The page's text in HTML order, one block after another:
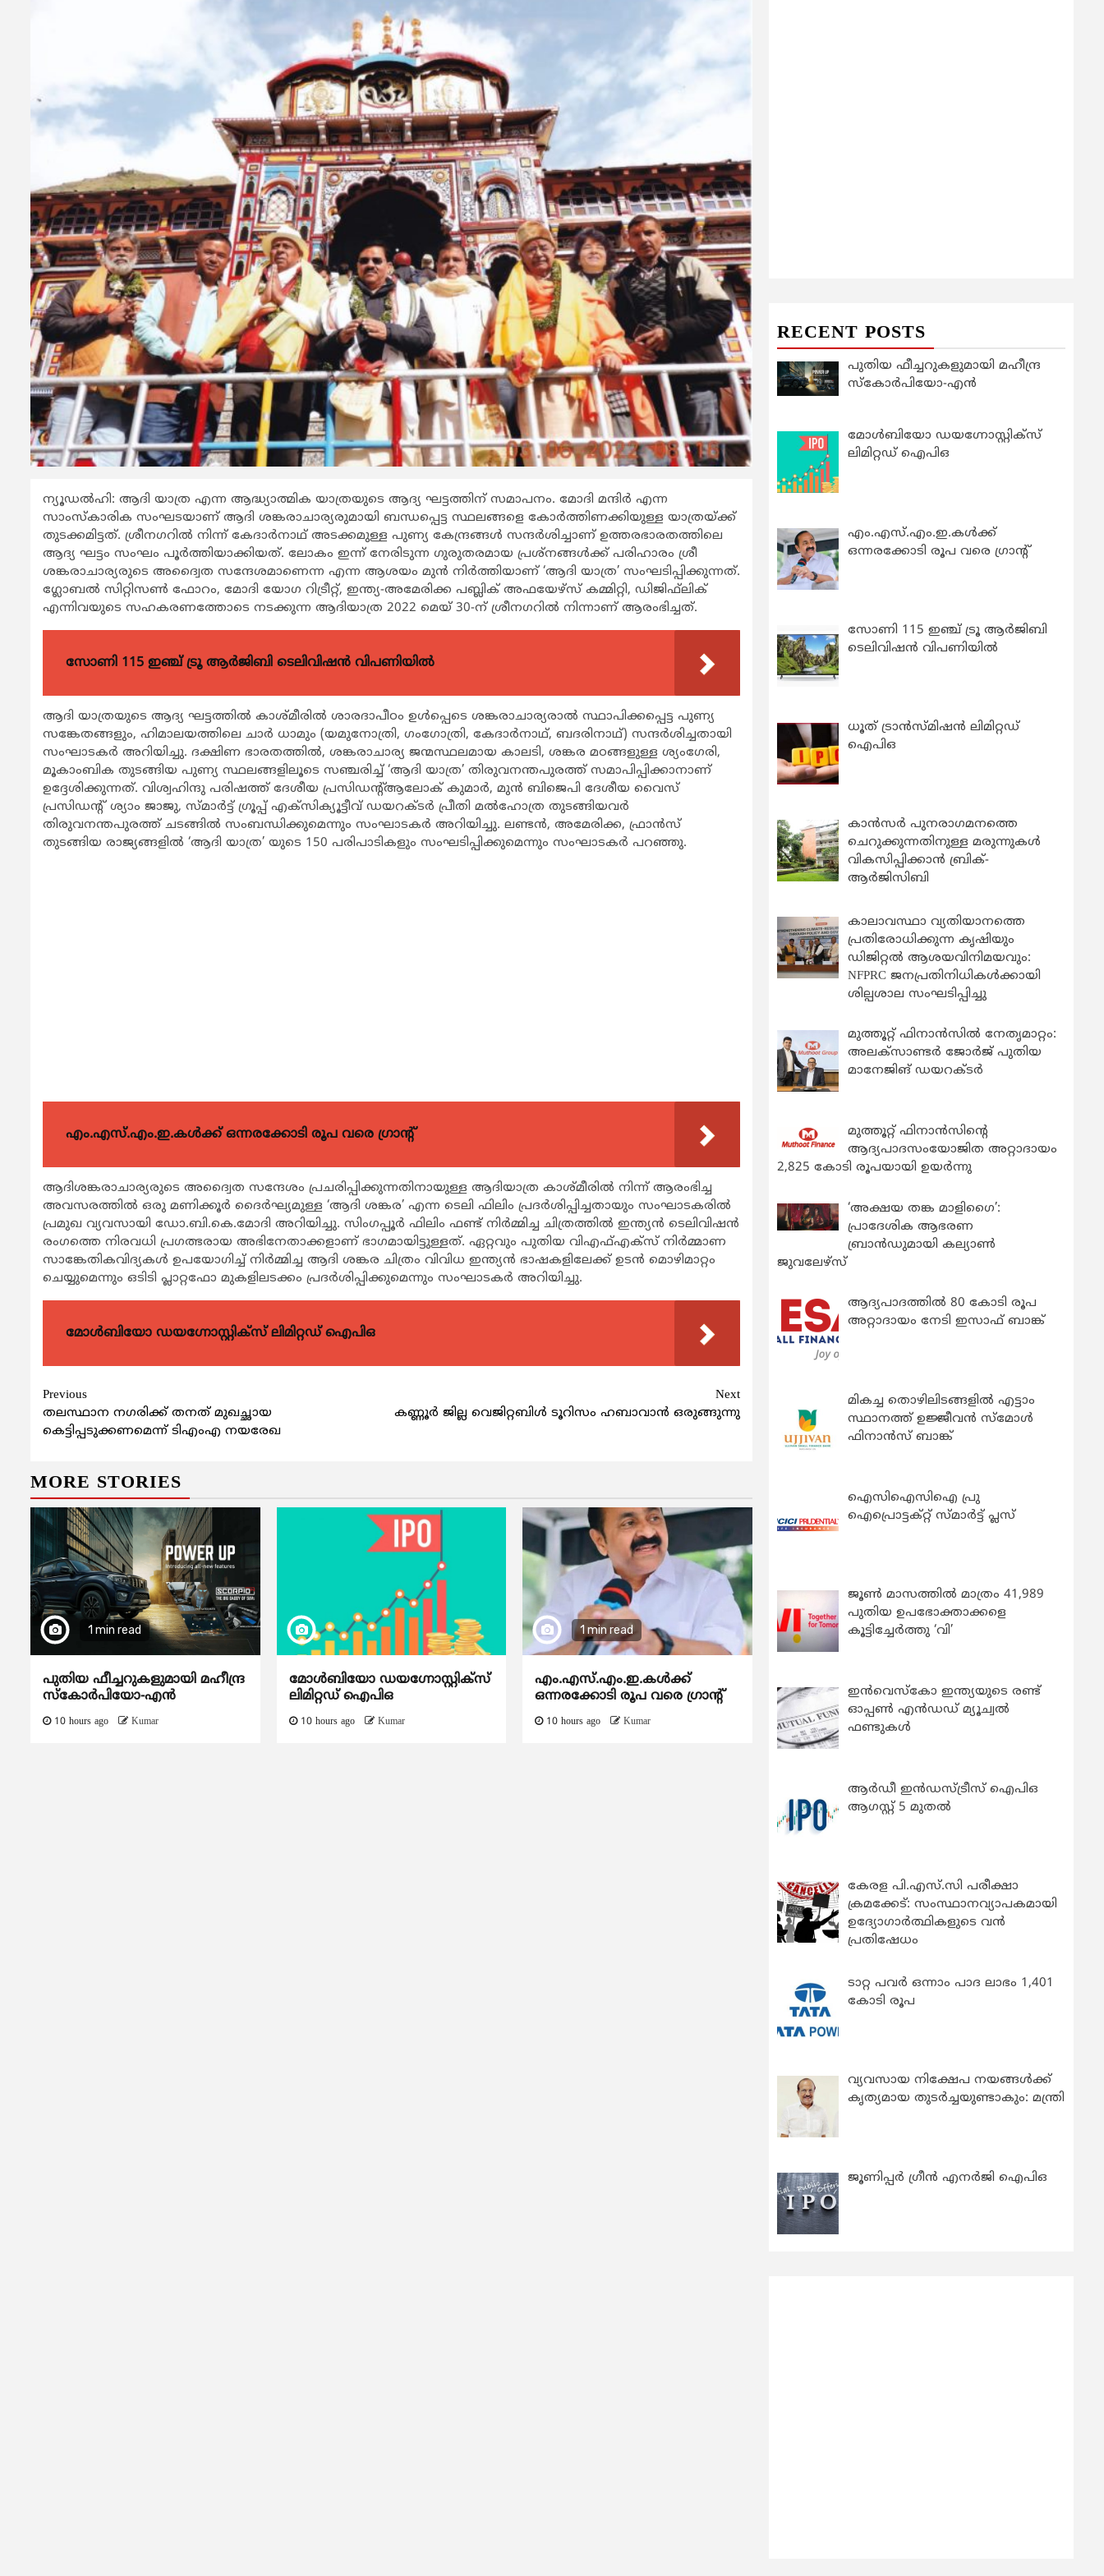
ന്യൂഡൽഹി: ആദി യാത്ര എന്ന ആദ്ധ്യാത്മിക യാത്രയുടെ ആദ്യ ഘട്ടത്തിന് സമാപനം. മോദി മന്ദിർ എന്ന
സാംസ്‌കാരിക സംഘടയാണ് ആദി ശങ്കരാചാര്യരുമായി ബന്ധപ്പെട്ട സ്ഥലങ്ങളെ കോർത്തിണക്കിയുള്ള യാത്രയ്‌ക്ക്
തുടക്കമിട്ടത്. ശ്രീനഗറിൽ നിന്ന് കേദാർനാഥ് അടക്കമുള്ള പുണ്യ കേന്ദ്രങ്ങൾ സന്ദർശിച്ചാണ് ഉത്തരഭാരതത്തിലെ
ആദ്യ ഘട്ടം സംഘം പൂർത്തിയാക്കിയത്. ലോകം ഇന്ന് നേരിടുന്ന ഗുരുതരമായ പ്രശ്‌നങ്ങൾക്ക് പരിഹാരം ശ്രീ
ശങ്കരാചാര്യരുടെ അദ്വൈത സന്ദേശമാണെന്ന എന്ന ആശയം മുൻ നിർത്തിയാണ് ‘ആദി യാത്ര’ സംഘടിപ്പിക്കുന്നത്.
ഗ്ലോബൽ സിറ്റിസൺ ഫോറം, മോദി യോഗ റിട്രീറ്റ്, ഇന്ത്യ-അമേരിക്ക പബ്ലിക് അഫയേഴ്സ് കമ്മിറ്റി, ഡിജിഫ്‌ലിക്
എന്നിവയുടെ സഹകരണത്തോടെ നടക്കുന്ന ആദിയാത്ര 2022 മെയ് 30-ന് ശ്രീനഗറിൽ നിന്നാണ് ആരംഭിച്ചത്.
സോണി 115 ഇഞ്ച് ട്രൂ ആർജിബി ടെലിവിഷൻ വിപണിയിൽ
ആദി യാത്രയുടെ ആദ്യ ഘട്ടത്തിൽ കാശ്മീരിൽ ശാരദാപീഠം ഉൾപ്പെടെ ശങ്കരാചാര്യരാൽ സ്ഥാപിക്കപ്പെട്ട പുണ്യ
സങ്കേതങ്ങളും, ഹിമാലയത്തിലെ ചാർ ധാമും (യമുനോത്രി, ഗംഗോത്രി, കേദാർനാഥ്, ബദരിനാഥ്) സന്ദർശിച്ചതായി
സംഘാടകർ അറിയിച്ചു. ദക്ഷിണ ഭാരതത്തിൽ, ശങ്കരാചാര്യ ജന്മസ്ഥലമായ കാലടി, ശങ്കര മഠങ്ങളുള്ള ശ്യംഗേരി,
മൂകാംബിക തുടങ്ങിയ പുണ്യ സ്ഥലങ്ങളിലൂടെ സഞ്ചരിച്ച് ‘ആദി യാത്ര’ തിരുവനന്തപുരത്ത് സമാപിപ്പിക്കാനാണ്
ഉദ്ദേശിക്കുന്നത്. വിശ്വഹിന്ദു പരിഷത്ത് ദേശീയ പ്രസിഡന്റ്ആലോക് കുമാർ, മുൻ ബിജെപി ദേശീയ വൈസ്
പ്രസിഡന്റ് ശ്യാം ജാജു, സ്മാർട്ട് ഗ്രൂപ്പ് എക്‌സിക്യൂട്ടീവ് ഡയറക്ടർ പ്രീതി മൽഹോത്ര തുടങ്ങിയവർ
തിരുവനന്തപുരത്ത് ചടങ്ങിൽ സംബന്ധിക്കുമെന്നും സംഘാടകർ അറിയിച്ചു. ലണ്ടൻ, അമേരിക്ക, ഫ്രാൻസ്
തുടങ്ങിയ രാജ്യങ്ങളിൽ ‘ആദി യാത്ര’ യുടെ 150 പരിപാടികളും സംഘടിപ്പിക്കുമെന്നും സംഘാടകർ പറഞ്ഞു.
എം.എസ്.എം.ഇ.കൾക്ക് ഒന്നരക്കോടി രൂപ വരെ ഗ്രാന്റ്
ആദിശങ്കരാചാര്യരുടെ അദ്വൈത സന്ദേശം പ്രചരിപ്പിക്കുന്നതിനായുള്ള ആദിയാത്ര കാശ്മീരിൽ നിന്ന് ആരംഭിച്ച
അവസരത്തിൽ ഒരു മണിക്കൂർ ദൈർഘ്യമുള്ള ‘ആദി ശങ്കര’ എന്ന ടെലി ഫിലിം പ്രദർശിപ്പിച്ചതായും സംഘാടകരിൽ
പ്രമുഖ വ്യവസായി ഡോ.ബി.കെ.മോദി അറിയിച്ചു. സിംഗപ്പൂർ ഫിലിം ഫണ്ട് നിർമ്മിച്ച ചിത്രത്തിൽ ഇന്ത്യൻ ടെലിവിഷൻ
രംഗത്തെ നിരവധി പ്രഗത്ഭരായ അഭിനേതാക്കളാണ് ഭാഗമായിട്ടുള്ളത്. ഏറ്റവും പുതിയ വിഎഫ്എക്‌സ് നിർമ്മാണ
സാങ്കേതികവിദ്യകൾ ഉപയോഗിച്ച് നിർമ്മിച്ച ആദി ശങ്കര ചിത്രം വിവിധ ഇന്ത്യൻ ഭാഷകളിലേക്ക് ഉടൻ മൊഴിമാറ്റം
ചെയ്യുമെന്നും ഒടിടി പ്ലാറ്റഫോ മുകളിലടക്കം പ്രദർശിപ്പിക്കുമെന്നും സംഘാടകർ അറിയിച്ചു.
മോൾബിയോ ഡയഗ്നോസ്റ്റിക്സ് ലിമിറ്റഡ് ഐപിഒ
Continue
Reading
Previous
തലസ്ഥാന നഗരിക്ക് തനത് മുഖച്ഛായ
കെട്ടിപ്പടുക്കണമെന്ന് ടിഎംഎ നയരേഖ
Next
കണ്ണൂർ ജില്ല വെജിറ്റബിൾ ടൂറിസം ഹബാവാൻ ഒരുങ്ങുന്നു
MORE STORIES
1 min read
പുതിയ ഫീച്ചറുകളുമായി മഹീന്ദ്ര
സ്കോർപിയോ-എൻ
10 hours ago Kumar
മോൾബിയോ ഡയഗ്നോസ്റ്റിക്സ്
ലിമിറ്റഡ് ഐപിഒ
10 hours ago Kumar
1 min read
എം.എസ്.എം.ഇ.കൾക്ക്
ഒന്നരക്കോടി രൂപ വരെ ഗ്രാന്റ്
10 hours ago Kumar
RECENT POSTS
പുതിയ ഫീച്ചറുകളുമായി മഹീന്ദ്ര
സ്കോർപിയോ-എൻ
മോൾബിയോ ഡയഗ്നോസ്റ്റിക്സ്
ലിമിറ്റഡ് ഐപിഒ
എം.എസ്.എം.ഇ.കൾക്ക്
ഒന്നരക്കോടി രൂപ വരെ ഗ്രാന്റ്
സോണി 115 ഇഞ്ച് ട്രൂ ആർജിബി
ടെലിവിഷൻ വിപണിയിൽ
ധൂത് ട്രാൻസ്മിഷൻ ലിമിറ്റഡ്
ഐപിഒ
കാന്‍സര്‍ പുനരാഗമനത്തെ
ചെറുക്കുന്നതിനുള്ള മരുന്നുകള്‍
വികസിപ്പിക്കാന്‍ ബ്രിക്-
ആര്‍ജിസിബി
കാലാവസ്ഥാ വ്യതിയാനത്തെ
പ്രതിരോധിക്കുന്ന കൃഷിയും
ഡിജിറ്റൽ ആശയവിനിമയവും:
NFPRC ജനപ്രതിനിധികൾക്കായി
ശില്പശാല സംഘടിപ്പിച്ചു
മുത്തൂറ്റ് ഫിനാൻസിൽ നേതൃമാറ്റം:
അലക്സാണ്ടർ ജോർജ് പുതിയ
മാനേജിങ് ഡയറക്ടർ
മുത്തൂറ്റ് ഫിനാൻസിന്റെ
ആദ്യപാദസംയോജിത അറ്റാദായം
2,825 കോടി രൂപയായി ഉയർന്നു
‘അക്ഷയ തങ്ക മാളിഗൈ’:
പ്രാദേശിക ആഭരണ
ബ്രാന്‍ഡുമായി കല്യാണ്‍
ജുവലേഴ്‌സ്
ആദ്യപാദത്തിൽ 80 കോടി രൂപ
അറ്റാദായം നേടി ഇസാഫ് ബാങ്ക്
മികച്ച തൊഴിലിടങ്ങളിൽ എട്ടാം
സ്ഥാനത്ത് ഉജ്ജീവൻ സ്മോൾ
ഫിനാൻസ് ബാങ്ക്
ഐസിഐസിഐ പ്രു
ഐപ്രൊട്ടക്റ്റ് സ്മാർട്ട് പ്ലസ്
ജൂൺ മാസത്തിൽ മാത്രം 41,989
പുതിയ ഉപഭോക്താക്കളെ
കൂട്ടിച്ചേർത്തു ‘വി’
ഇന്‍വെസ്കോ ഇന്ത്യയുടെ രണ്ട്
ഓപ്പണ്‍ എന്‍ഡഡ് മ്യൂച്വല്‍
ഫണ്ടുകള്‍
ആർഡീ ഇൻഡസ്ട്രീസ് ഐപിഒ
ആഗസ്റ്റ് 5 മുതൽ
കേരള പി.എസ്.സി പരീക്ഷാ
ക്രമക്കേട്: സംസ്ഥാനവ്യാപകമായി
ഉദ്യോഗാര്‍ത്ഥികളുടെ വന്‍
പ്രതിഷേധം
ടാറ്റ പവർ ഒന്നാം പാദ ലാഭം 1,401
കോടി രൂപ
വ്യവസായ നിക്ഷേപ നയങ്ങള്‍ക്ക്
കൃത്യമായ തുടര്‍ച്ചയുണ്ടാകും: മന്ത്രി
ജൂണിപ്പർ ഗ്രീൻ എനർജി ഐപിഒ